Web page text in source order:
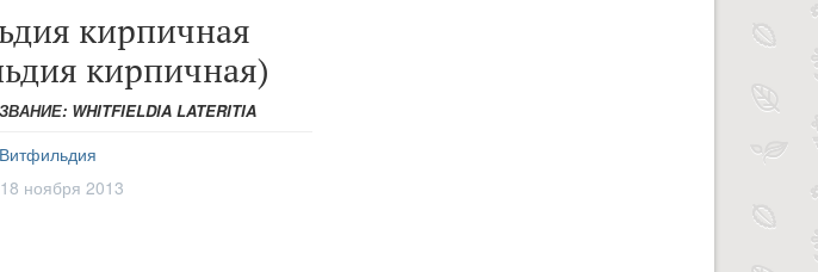
кирпичная
кирпичная)
WHITFIELDIA LATERITIA
Витфильдия
18 ноября 2013